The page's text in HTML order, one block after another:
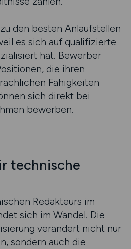
den besten Anlaufstellen
es sich auf qualifizierte
hat. Bewerber
die ihren
Fähigkeiten
sich direkt bei
bewerben.
technische
Redakteurs im
sich im Wandel. Die
verändert nicht nur
sondern auch die